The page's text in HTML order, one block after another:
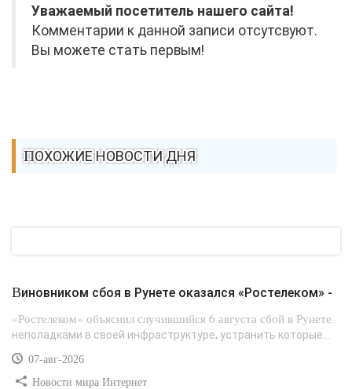
Уважаемый посетитель нашего сайта!
Комментарии к данной записи отсутсвуют.
Вы можете стать первым!
ПОХОЖИЕ НОВОСТИ ДНЯ
Виновником сбоя в Рунете оказался «Ростелеком» -
«Ростелеком» объяснил случившийся 6 августа сбой в Рунете
неполадками в своей инфраструктуре, устранить которые...
07-авг-2026
Новости мира Интернет